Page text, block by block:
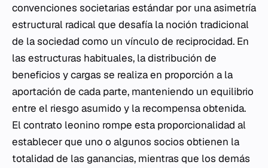
convenciones societarias estándar por una asimetría
estructural radical que desafía la noción tradicional
de la sociedad como un vínculo de reciprocidad. En
las estructuras habituales, la distribución de
beneficios y cargas se realiza en proporción a la
aportación de cada parte, manteniendo un equilibrio
entre el riesgo asumido y la recompensa obtenida.
El contrato leonino rompe esta proporcionalidad al
establecer que uno o algunos socios obtienen la
totalidad de las ganancias, mientras que los demás